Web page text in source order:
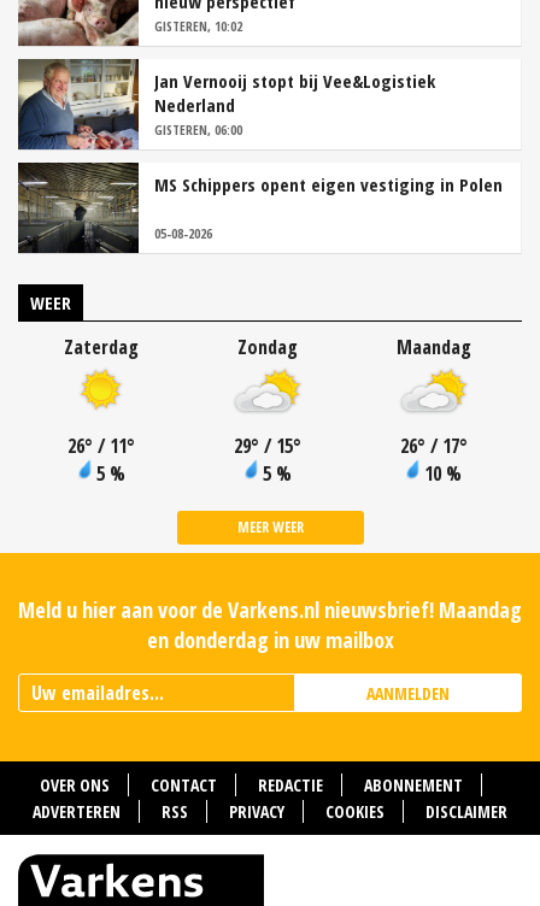
GISTEREN, 10:02
Jan Vernooij stopt bij Vee&Logistiek
Nederland
GISTEREN, 06:00
MS Schippers opent eigen vestiging in Polen
05-08-2026
WEER
Zaterdag
26° / 11°
5 %
Zondag
29° / 15°
5 %
Maandag
26° / 17°
10 %
MEER WEER
Meld u hier aan voor de Varkens.nl nieuwsbrief! Maandag
en donderdag in uw mailbox
AANMELDEN
OVER ONS CONTACT REDACTIE
ABONNEMENT
ADVERTEREN
RSS PRIVACY COOKIES DISCLAIMER